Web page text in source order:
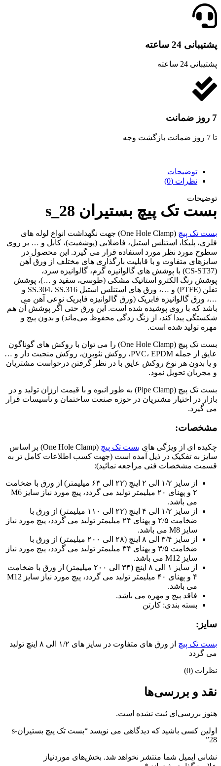
پشتیبانی 24 ساعته
پشتیبانی 24 ساعته
7 روز ضمانت
تا 7 روز ضمانت بازگشت وجه
توضیحات
نظرات (0)
توضیحات
بست تک پیچ بستیران s_28
بست تک پیچ
(One Hole Clamp) جهت نگهداشت انواع لوله های
فلزی، پلیکا، استنلس استیل، فاضلابی (پوشفیت)، کابل و … بر روی
سطوح مورد نظر مورد استفاده قرار می گیرد. این محصول در
سایزهای متفاوت و با قابلیت بارگذاری های مختلف از ورق آهن
(CS-ST37) با پوشش های گالوانیزه گرم، گالوانیزه سرد،
پوشش رنگ الکترو استاتیک مشکی (طوسی، سفید و …)، پوشش
تفلن (PTFE) و …، ورق های استنلس استیل SS.304، SS.316 و
…، ورق گالوانیزه فابریک (ورق گالوانیزه فابریک نوعی آهن می
باشد که با روی پوشیده شده است. این ورق حتی اگر پوشش آن هم
شکستگی پیدا کند، از زنگ زدگی محفوظ می‌ماند) و بدون پیچ و
مهره تولید شده است.
بست تک پیچ (One Hole Clamp) را می توان با روکش های گوناگون
عایق از جمله PVC، EPDM، روکش نئوپرن، روکش منجیت دار و …
و یا بدون هر نوع روکش عایق با در نظر گرفتن درخواست مشتریان
و مجریان تحویل نمود.
بست تک پیچ (Pipe Clamp) به طور انبوه و با قیمت ارزان تولید و در
بازار در اختیار مشتریان در حوزه صنعت ساختمان و تأسیسات قرار
می گیرد.
مشخصات:
چکیده ای از ویژگی های بست تک پیچ
(One Hole Clamp) بر اساس
سایز به تفکیک در ذیل آمده است (جهت کسب اطلاعات کامل تر به
قسمت مشخصات فنی مراجعه نمائید):
از سایز ۱/۲ الی ۲ اینچ (۲۲ الی ۶۳ میلیمتر) از ورق با ضخامت
۲ و پهنای ۲۰ میلیمتر تولید می گردد، پیچ مورد نیاز سایز M6
می باشد.
از سایز ۱/۲ الی ۴ اینچ (۲۲ الی ۱۱۰ میلیمتر) از ورق با
ضخامت ۲/۵ و پهنای ۲۴ میلیمتر تولید می گردد، پیچ مورد نیاز
سایز M8 می باشد.
از سایز ۳/۴ الی ۸ اینچ (۲۸ الی ۲۰۰ میلیمتر) از ورق با
ضخامت ۳/۵ و پهنای ۳۴ میلیمتر تولید می گردد، پیچ مورد نیاز
سایز M12 می باشد.
از سایز ۱ الی ۸ اینچ (۳۴ الی ۲۰۰ میلیمتر) از ورق با ضخامت
۴ و پهنای ۴۰ میلیمتر تولید می گردد، پیچ مورد نیاز سایز M12
می باشد.
فاقد پیچ و مهره می باشد.
بسته بندی: کارتن
سایز:
بست تک پیچ
از ورق های متفاوت در سایز های ۱/۲ الی ۸ اینچ تولید
می گردد
نظرات (0)
نقد و بررسی‌ها
هنوز بررسی‌ای ثبت نشده است.
اولین کسی باشید که دیدگاهی می نویسد “بست تک پیچ بستیرانs-
28”
نشانی ایمیل شما منتشر نخواهد شد. بخش‌های موردنیاز